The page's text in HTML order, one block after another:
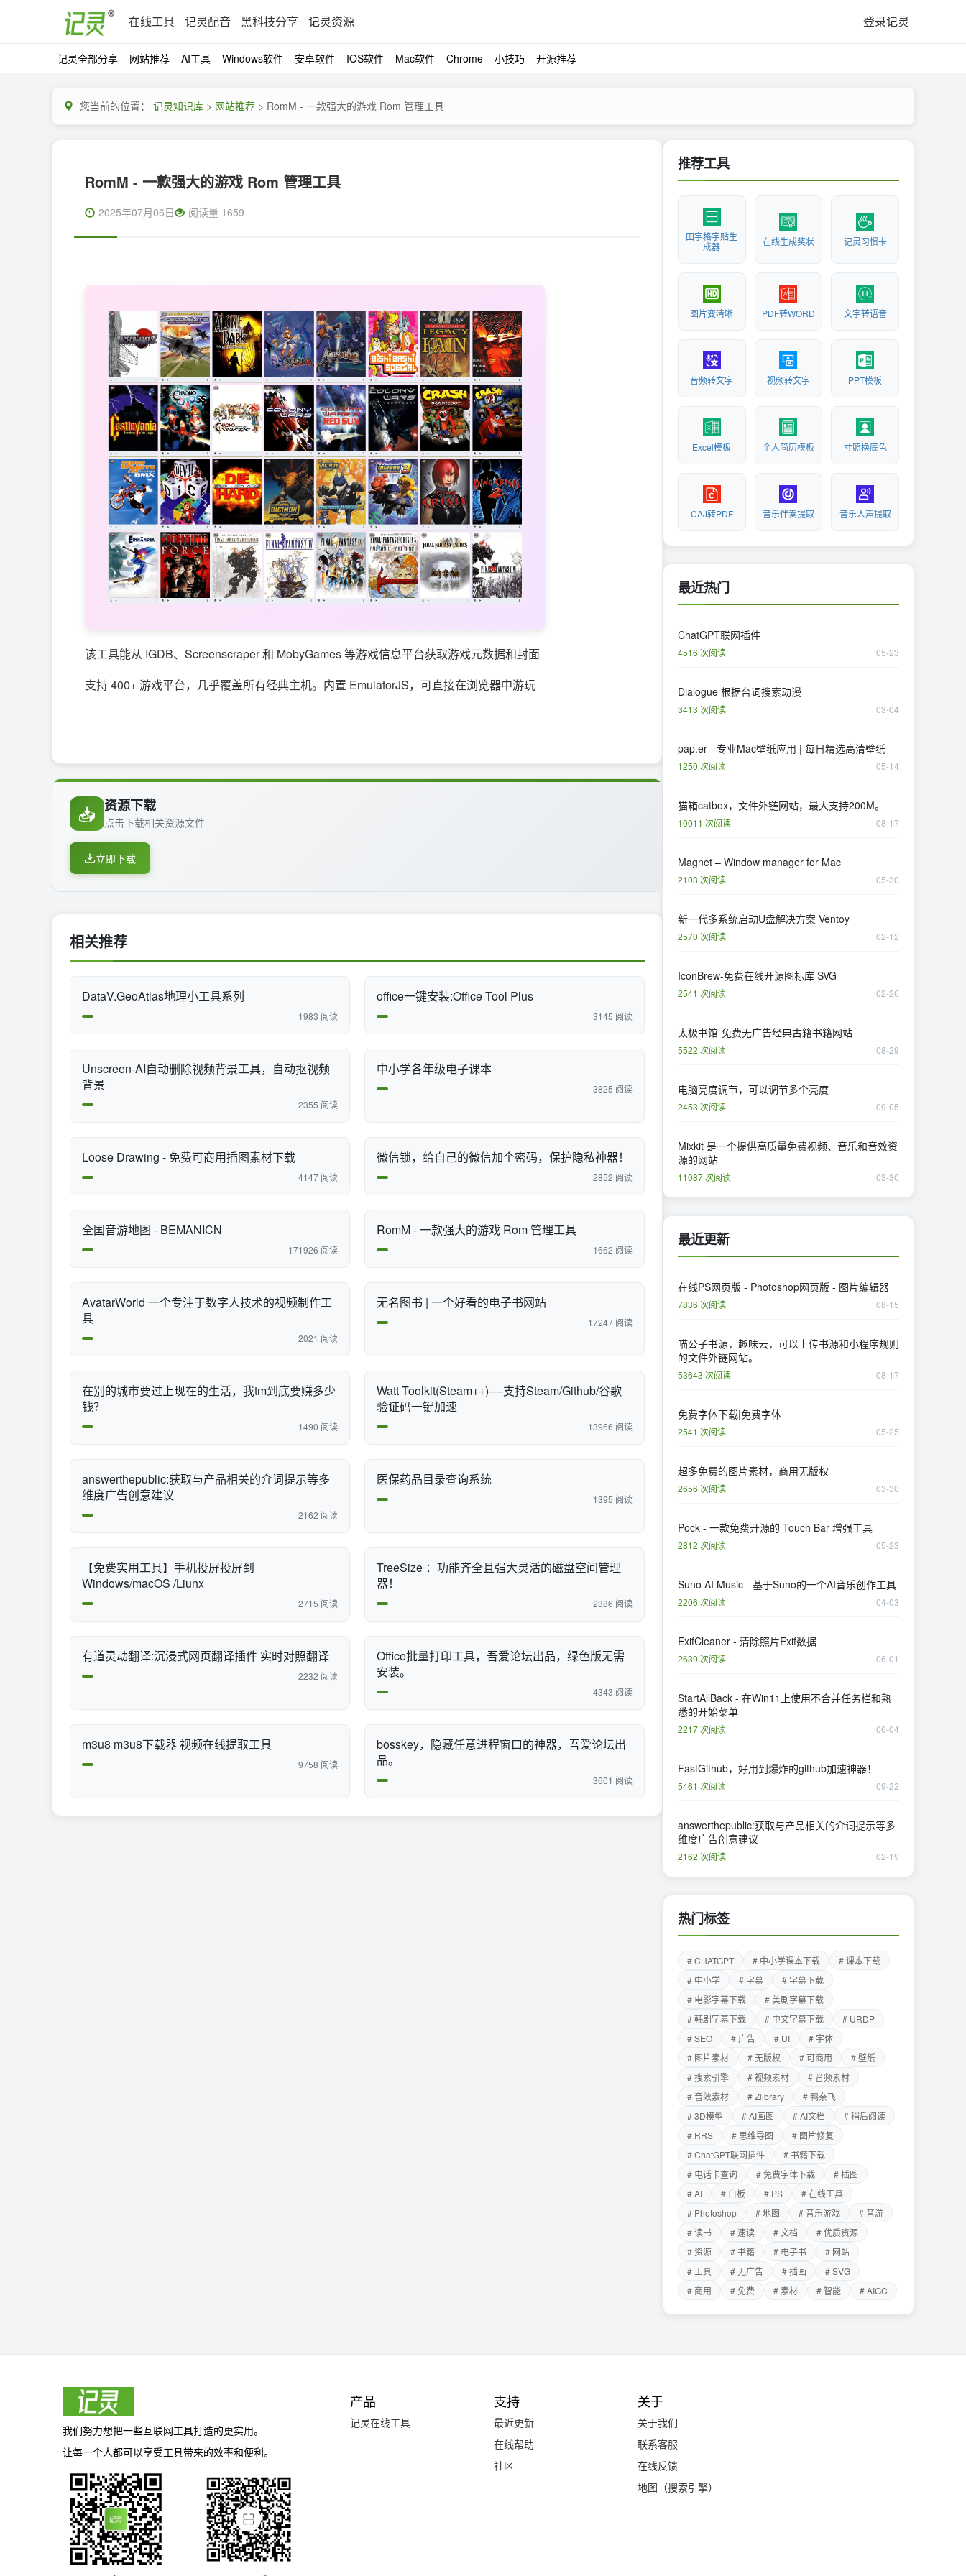
在线工具 记灵配音 黑科技分享 记灵资源 登录记灵
记灵全部分享 网站推荐 AI工具 Windows软件 安卓软件 IOS软件 Mac软件 Chrome 小技巧 开源推荐
您当前的位置： 记灵知识库 > 网站推荐 > RomM - 一款强大的游戏 Rom 管理工具
RomM - 一款强大的游戏 Rom 管理工具
2025年07月06日 阅读量 1659
该工具能从 IGDB、Screenscraper 和 MobyGames 等游戏信息平台获取游戏元数据和封面
支持 400+ 游戏平台，几乎覆盖所有经典主机。内置 EmulatorJS，可直接在浏览器中游玩
📥 资源下载
点击下载相关资源文件
立即下载
相关推荐
DataV.GeoAtlas地理小工具系列
1983 阅读
office一键安装:Office Tool Plus
3145 阅读
Unscreen-AI自动删除视频背景工具，自动抠视频
背景
2355 阅读
中小学各年级电子课本
3825 阅读
Loose Drawing - 免费可商用插图素材下载
4147 阅读
微信锁，给自己的微信加个密码，保护隐私神器！
2852 阅读
全国音游地图 - BEMANICN
171926 阅读
RomM - 一款强大的游戏 Rom 管理工具
1662 阅读
AvatarWorld 一个专注于数字人技术的视频制作工
具
2021 阅读
无名图书 | 一个好看的电子书网站
17247 阅读
在别的城市要过上现在的生活，我tm到底要赚多少
钱？
1490 阅读
Watt Toolkit(Steam++)----支持Steam/Github/谷歌
验证码一键加速
13966 阅读
answerthepublic:获取与产品相关的介词提示等多
维度广告创意建议
2162 阅读
医保药品目录查询系统
1395 阅读
【免费实用工具】手机投屏投屏到
Windows/macOS /Liunx
2715 阅读
TreeSize ：功能齐全且强大灵活的磁盘空间管理
器！
2386 阅读
有道灵动翻译:沉浸式网页翻译插件 实时对照翻译
2232 阅读
Office批量打印工具，吾爱论坛出品，绿色版无需
安装。
4343 阅读
m3u8 m3u8下载器 视频在线提取工具
9758 阅读
bosskey，隐藏任意进程窗口的神器，吾爱论坛出
品。
3601 阅读
推荐工具
田字格字贴生
成器
在线生成奖状 记灵习惯卡
图片变清晰 PDF转WORD 文字转语音
音频转文字 视频转文字 PPT模板
Excel模板 个人简历模板 寸照换底色
CAJ转PDF 音乐伴奏提取 音乐人声提取
最近热门
ChatGPT联网插件
4516 次阅读 05-23
Dialogue 根据台词搜索动漫
3413 次阅读 03-04
pap.er - 专业Mac壁纸应用 | 每日精选高清壁纸
1250 次阅读 05-14
猫箱catbox，文件外链网站，最大支持200M。
10011 次阅读 08-17
Magnet – Window manager for Mac
2103 次阅读 05-30
新一代多系统启动U盘解决方案 Ventoy
2570 次阅读 02-12
IconBrew-免费在线开源图标库 SVG
2541 次阅读 02-26
太极书馆-免费无广告经典古籍书籍网站
5522 次阅读 08-29
电脑亮度调节，可以调节多个亮度
2453 次阅读 09-05
Mixkit 是一个提供高质量免费视频、音乐和音效资
源的网站
11087 次阅读 03-30
最近更新
在线PS网页版 - Photoshop网页版 - 图片编辑器
7836 次阅读 08-15
喵公子书源，趣味云，可以上传书源和小程序规则
的文件外链网站。
53643 次阅读 08-17
免费字体下载|免费字体
2541 次阅读 05-25
超多免费的图片素材，商用无版权
2656 次阅读 03-30
Pock - 一款免费开源的 Touch Bar 增强工具
2812 次阅读 05-23
Suno AI Music - 基于Suno的一个AI音乐创作工具
2206 次阅读 04-03
ExifCleaner - 清除照片Exif数据
2639 次阅读 06-01
StartAllBack - 在Win11上使用不合并任务栏和熟
悉的开始菜单
2217 次阅读 06-04
FastGithub，好用到爆炸的github加速神器！
5461 次阅读 09-22
answerthepublic:获取与产品相关的介词提示等多
维度广告创意建议
2162 次阅读 02-19
热门标签
# CHATGPT # 中小学课本下载
# 课本下载
# 中小学
# 字幕
# 字幕下载
# 电影字幕下载
# 美剧字幕下载
# 韩剧字幕下载
# 中文字幕下载
# URDP
# SEO
# 广告 # UI
# 字体
# 图片素材
# 无版权 # 可商用
# 壁纸
# 搜索引擎
# 视频素材
# 音频素材
# 音效素材
# Zlibrary
# 鸭奈飞
# 3D模型
# AI画图 # AI文档
# 稍后阅读
# RRS
# 思维导图
# 图片修复
# ChatGPT联网插件
# 书籍下载
# 电话卡查询
# 免费字体下载
# 插图
# AI
# 白板 # PS
# 在线工具
# Photoshop
# 地图 # 音乐游戏
# 音游
# 读书
# 速读 # 文档
# 优质资源
# 资源
# 书籍 # 电子书
# 网站
# 工具
# 无广告 # 插画
# SVG
# 商用
# 免费 # 素材 # 智能 # AIGC
我们努力想把一些互联网工具打造的更实用。
让每一个人都可以享受工具带来的效率和便利。
产品
记灵在线工具
支持
最近更新
在线帮助
社区
关于
关于我们
联系客服
在线反馈
地图（搜索引擎）